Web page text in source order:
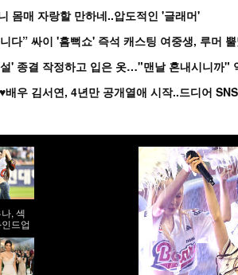
몸매 자랑할 만하네..압도적인 '글래머'
' 종결 작정하고 입은 옷…"맨날 혼내시니까"
, 섹
드업